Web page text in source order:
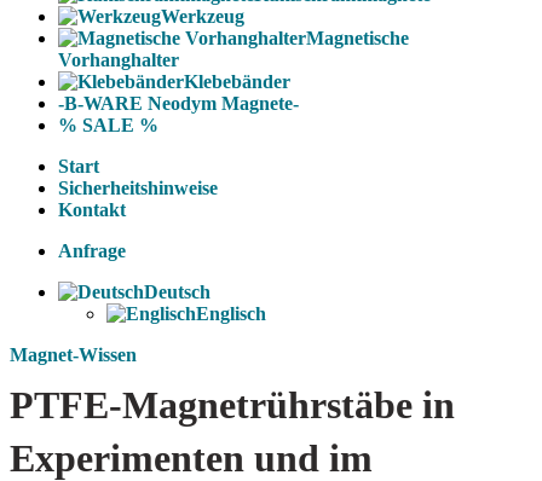
Werkzeug
Magnetische
Vorhanghalter
Klebebänder
-B-WARE Neodym Magnete-
% SALE %
Start
Sicherheitshinweise
Kontakt
Anfrage
Deutsch
Englisch
Magnet-Wissen
PTFE-Magnetrührstäbe in
Experimenten und im